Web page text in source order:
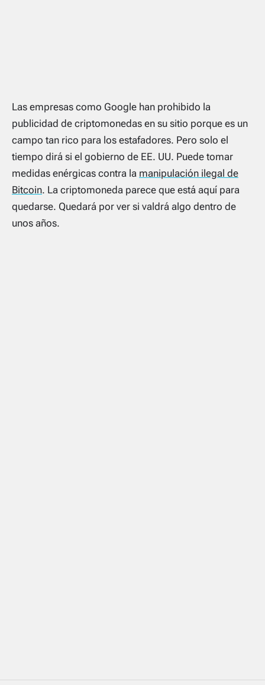
Las empresas como Google han prohibido la
publicidad de criptomonedas en su sitio porque es un
campo tan rico para los estafadores. Pero solo el
tiempo dirá si el gobierno de EE. UU. Puede tomar
medidas enérgicas contra la manipulación ilegal de
Bitcoin. La criptomoneda parece que está aquí para
quedarse. Quedará por ver si valdrá algo dentro de
unos años.